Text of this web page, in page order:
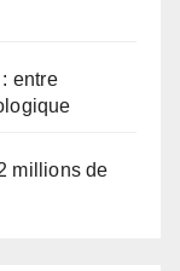
entre
millions de